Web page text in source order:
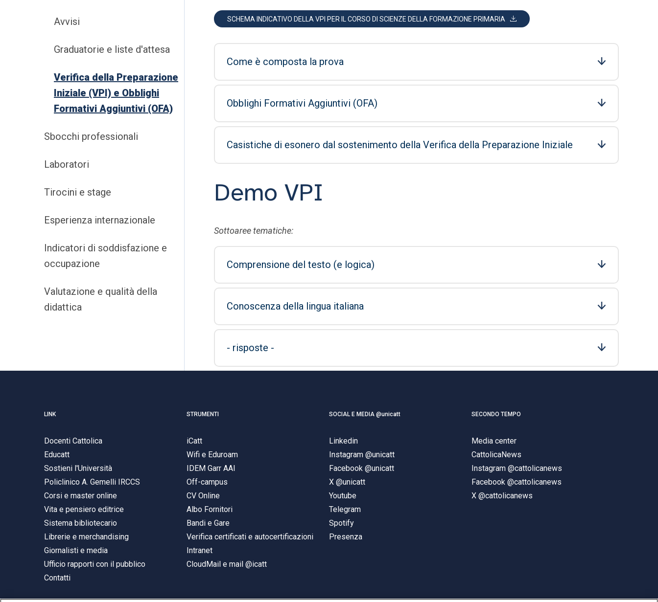
Avvisi
Graduatorie e liste d'attesa
Verifica della Preparazione
Iniziale (VPI) e Obblighi
Formativi Aggiuntivi (OFA)
Sbocchi professionali
Laboratori
Tirocini e stage
Esperienza internazionale
Indicatori di soddisfazione e
occupazione
Valutazione e qualità della
didattica
SCHEMA INDICATIVO DELLA VPI PER IL CORSO DI SCIENZE DELLA FORMAZIONE PRIMARIA
Come è composta la prova
Obblighi Formativi Aggiuntivi (OFA)
Casistiche di esonero dal sostenimento della Verifica della Preparazione Iniziale
Demo VPI
Sottoaree tematiche:
Comprensione del testo (e logica)
Conoscenza della lingua italiana
- risposte -
LINK
Docenti Cattolica
Educatt
Sostieni l'Università
Policlinico A. Gemelli IRCCS
Corsi e master online
Vita e pensiero editrice
Sistema bibliotecario
Librerie e merchandising
Giornalisti e media
Ufficio rapporti con il pubblico
Contatti
STRUMENTI
iCatt
Wifi e Eduroam
IDEM Garr AAI
Off-campus
CV Online
Albo Fornitori
Bandi e Gare
Verifica certificati e autocertificazioni
Intranet
CloudMail e mail @icatt
SOCIAL E MEDIA @unicatt
Linkedin
Instagram @unicatt
Facebook @unicatt
X @unicatt
Youtube
Telegram
Spotify
Presenza
SECONDO TEMPO
Media center
CattolicaNews
Instagram @cattolicanews
Facebook @cattolicanews
X @cattolicanews